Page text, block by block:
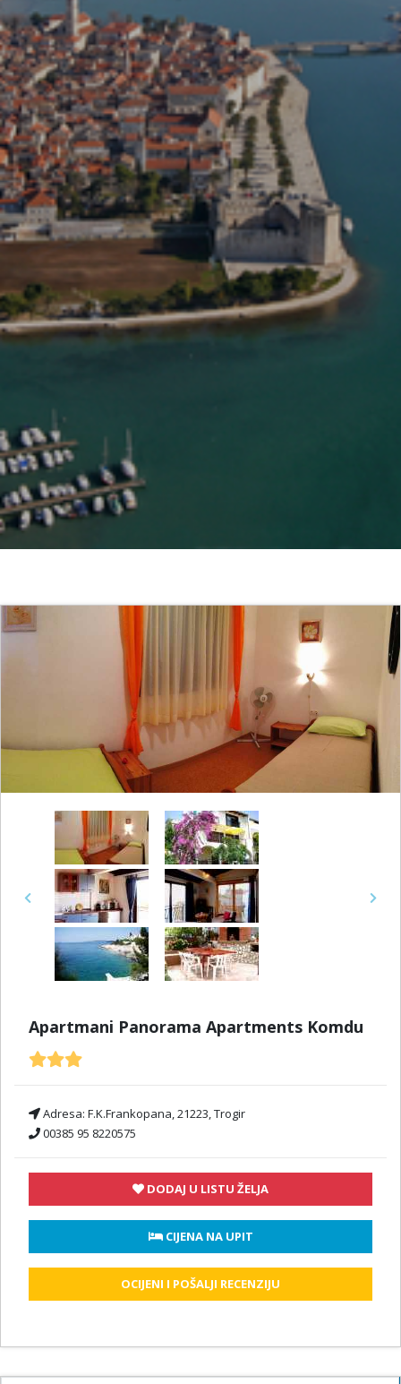
Previous Next
Apartmani Panorama Apartments Komdu
Adresa: F.K.Frankopana, 21223, Trogir
00385 95 8220575
DODAJ U LISTU ŽELJA
CIJENA NA UPIT
OCIJENI I POŠALJI RECENZIJU